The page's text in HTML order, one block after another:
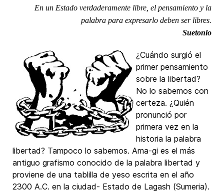
En un Estado verdaderamente libre, el pensamiento y la
palabra para expresarlo deben ser libres.
Suetonio
¿Cuándo surgió el
primer pensamiento
sobre la libertad?
No lo sabemos con
certeza. ¿Quién
pronunció por
primera vez en la
historia la palabra
libertad? Tampoco lo sabemos. Ama-gi es el más
antiguo grafismo conocido de la palabra libertad y
proviene de una tablilla de yeso escrita en el año
2300 A.C. en la ciudad- Estado de Lagash (Sumeria).